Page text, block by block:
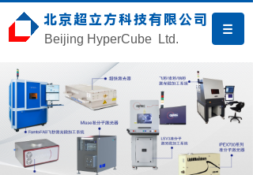
北京超立方科技有限公司
Beijing HyperCube Ltd.